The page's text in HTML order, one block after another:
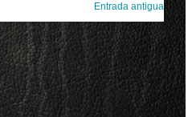
Entrada antigua